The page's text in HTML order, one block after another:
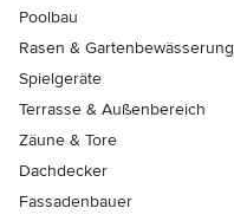
Poolbau
Rasen & Gartenbewässerung
Spielgeräte
Terrasse & Außenbereich
Zäune & Tore
Dachdecker
Fassadenbauer